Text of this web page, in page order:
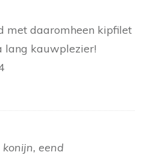
met daaromheen kipfilet
lang kauwplezier!
eend